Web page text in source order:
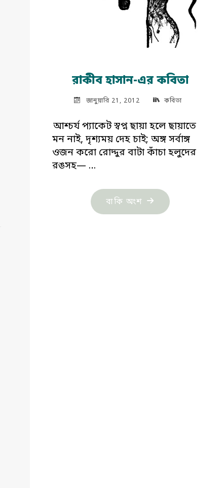
রাকীব হাসান-এর কবিতা
জানুয়ারি 21, 2012 কবিতা
আশ্চর্য প্যাকেট স্বপ্ন ছায়া হলে ছায়াতে
মন নাই, দৃশ্যময় দেহ চাই; অঙ্গ সর্বাঙ্গ
ওজন করো রোদ্দুর বাটা কাঁচা হলুদের
রঙসহ— …
বাকি অংশ "রাকীব
হাসান-